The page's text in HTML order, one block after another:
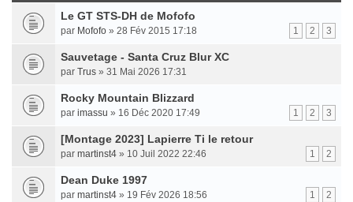
Le GT STS-DH de Mofofo
1 2 3
par Mofofo » 28 Fév 2015 17:18
Sauvetage - Santa Cruz Blur XC
par Trus » 31 Mai 2026 17:31
Rocky Mountain Blizzard
1 2 3
par imassu » 16 Déc 2020 17:49
[Montage 2023] Lapierre Ti le retour
1 2
par martinst4 » 10 Juil 2022 22:46
Dean Duke 1997
1 2
par martinst4 » 19 Fév 2026 18:56